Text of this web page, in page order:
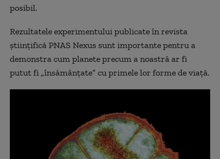
posibil.
Rezultatele experimentului publicate în revista
științifică PNAS Nexus sunt importante pentru a
demonstra cum planete precum a noastră ar fi
putut fi „însămânțate” cu primele lor forme de viață.